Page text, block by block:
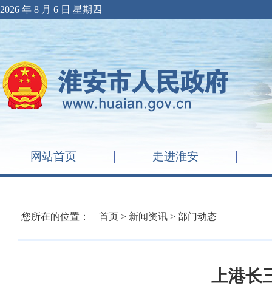
2026 年 8 月 6 日 星期四
网站首页 走进淮安
您所在的位置： 首页 > 新闻资讯 > 部门动态
上港长